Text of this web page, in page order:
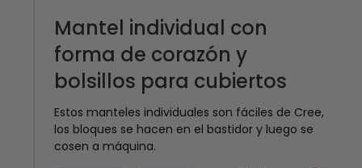
Mantel individual con
forma de corazón y
bolsillos para cubiertos
Estos manteles individuales son fáciles de Cree,
los bloques se hacen en el bastidor y luego se
cosen a máquina.